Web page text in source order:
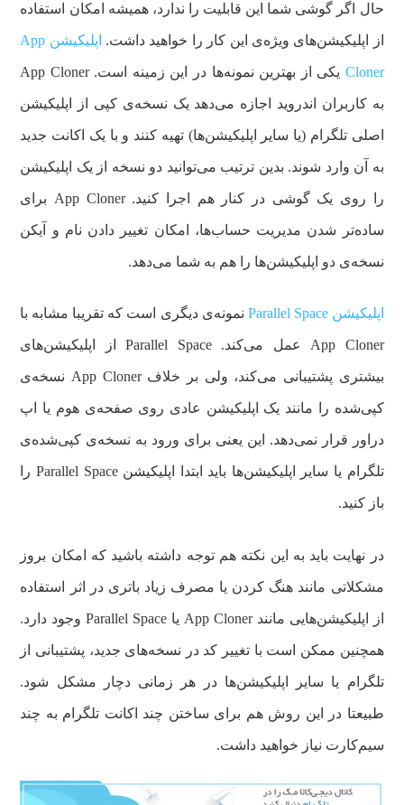
حال اگر گوشی شما این قابلیت را ندارد، همیشه امکان استفاده
از اپلیکیشن‌های ویژه‌ی این کار را خواهید داشت. اپلیکیشن App
Cloner یکی از بهترین نمونه‌ها در این زمینه است. App Cloner
به کاربران اندروید اجازه می‌دهد یک نسخه‌ی کپی از اپلیکیشن
اصلی تلگرام (یا سایر اپلیکیشن‌ها) تهیه کنند و با یک اکانت جدید
به آن وارد شوند. بدین ترتیب می‌توانید دو نسخه از یک اپلیکیشن
را روی یک گوشی در کنار هم اجرا کنید. App Cloner برای
ساده‌تر شدن مدیریت حساب‌ها، امکان تغییر دادن نام و آیکن
نسخه‌ی دو اپلیکیشن‌ها را هم به شما می‌دهد.
اپلیکیشن Parallel Space نمونه‌ی دیگری است که تقریبا مشابه با
App Cloner عمل می‌کند. Parallel Space از اپلیکیشن‌های
بیشتری پشتیبانی می‌کند، ولی بر خلاف App Cloner نسخه‌ی
کپی‌شده‌ را مانند یک اپلیکیشن عادی روی صفحه‌ی هوم یا اپ
دراور قرار نمی‌دهد. این یعنی برای ورود به نسخه‌ی کپی‌شده‌ی
تلگرام یا سایر اپلیکیشن‌ها باید ابتدا اپلیکیشن Parallel Space را
باز کنید.
در نهایت باید به این نکته هم توجه داشته باشید که امکان بروز
مشکلاتی مانند هنگ کردن یا مصرف زیاد باتری در اثر استفاده
از اپلیکیشن‌هایی مانند App Cloner یا Parallel Space وجود دارد.
همچنین ممکن است با تغییر کد در نسخه‌های جدید، پشتیبانی از
تلگرام یا سایر اپلیکیشن‌ها در هر زمانی دچار مشکل شود.
طبیعتا در این روش هم برای ساختن چند اکانت تلگرام به چند
سیم‌کارت نیاز خواهید داشت.